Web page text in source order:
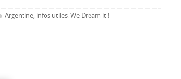
Argentine, infos utiles, We Dream it !